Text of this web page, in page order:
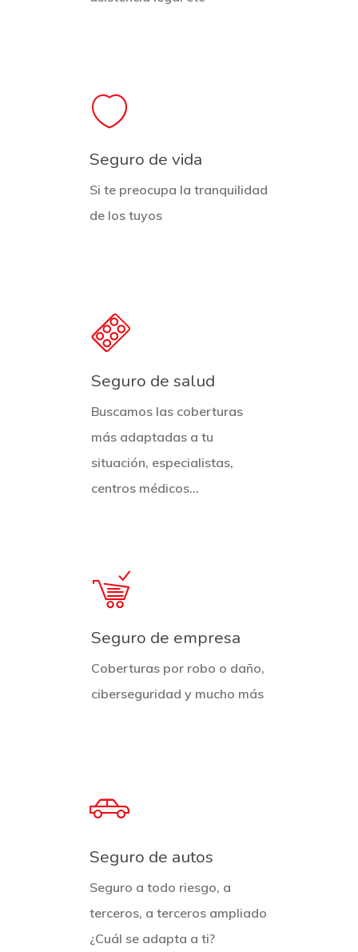
Seguro de vida
Si te preocupa la tranquilidad
de los tuyos
Seguro de salud
Buscamos las coberturas
más adaptadas a tu
situación, especialistas,
centros médicos…
Seguro de empresa
Coberturas por robo o daño,
ciberseguridad y mucho más
Seguro de autos
Seguro a todo riesgo, a
terceros, a terceros ampliado
¿Cuál se adapta a ti?